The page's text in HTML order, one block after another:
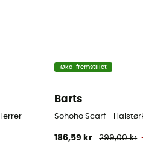
Øko-fremstillet
Barts
Sohoho Scarf -
186,59 kr 299,00 kr